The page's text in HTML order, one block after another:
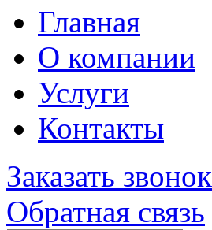
Главная
О компании
Услуги
Контакты
Заказать звонок
Обратная связь